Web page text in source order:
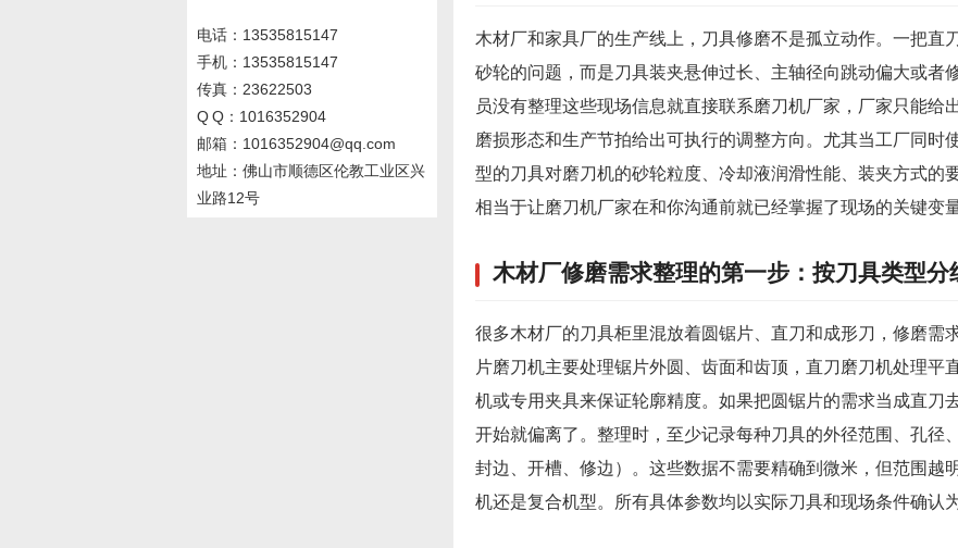
电话：13535815147
手机：13535815147
传真：23622503
Q Q：1016352904
邮箱：1016352904@qq.com
地址：佛山市顺德区伦教工业区兴
业路12号
木材厂和家具厂的生产线上，刀具修磨不是孤立动作。一把直
砂轮的问题，而是刀具装夹悬伸过长、主轴径向跳动偏大或者
员没有整理这些现场信息就直接联系磨刀机厂家，厂家只能给
磨损形态和生产节拍给出可执行的调整方向。尤其当工厂同时
型的刀具对磨刀机的砂轮粒度、冷却液润滑性能、装夹方式的
相当于让磨刀机厂家在和你沟通前就已经掌握了现场的关键变量
木材厂修磨需求整理的第一步：按刀具类型分
很多木材厂的刀具柜里混放着圆锯片、直刀和成形刀，修磨需
片磨刀机主要处理锯片外圆、齿面和齿顶，直刀磨刀机处理平
机或专用夹具来保证轮廓精度。如果把圆锯片的需求当成直刀
开始就偏离了。整理时，至少记录每种刀具的外径范围、孔径
封边、开槽、修边）。这些数据不需要精确到微米，但范围越
机还是复合机型。所有具体参数均以实际刀具和现场条件确认为